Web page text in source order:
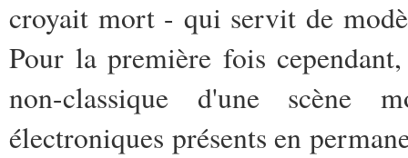
croyait mort - qui servit de
Pour la première fois
non-classique d'une scène
électroniques présents en